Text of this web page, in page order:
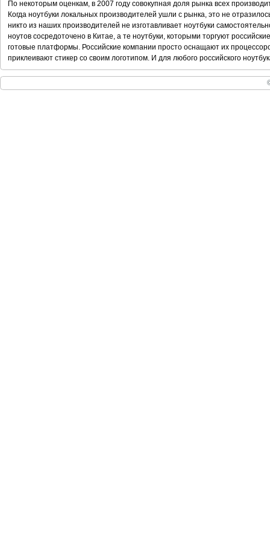
По некоторым оценкам, в 2007 году совокупная доля рынка всех
Когда ноутбуки локальных производителей ушли с рынка, это не
никто из наших производителей не изготавливает ноутбуки
ноутов сосредоточено в Китае, а те ноутбуки, которыми торгуют
готовые платформы. Российские компании просто оснащают их
приклеивают стикер со своим логотипом. И для любого российского